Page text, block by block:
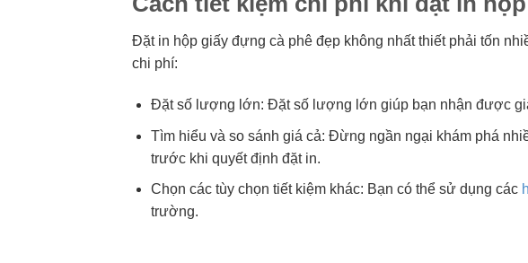
Đặt in hộp giấy đựng cà phê đẹp không nhất thiết phải tốn
chi phí:
Đặt số lượng lớn: Đặt số lượng lớn giúp bạn nhận được
Tìm hiểu và so sánh giá cả: Đừng ngần ngại khám phá
trước khi quyết định đặt in.
Chọn các tùy chọn tiết kiệm khác: Bạn có thể sử dụng các
trường.